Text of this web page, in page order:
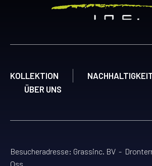
KOLLEKTION
ÜBER UNS
Besucheradresse: Grassinc. BV -
Oss